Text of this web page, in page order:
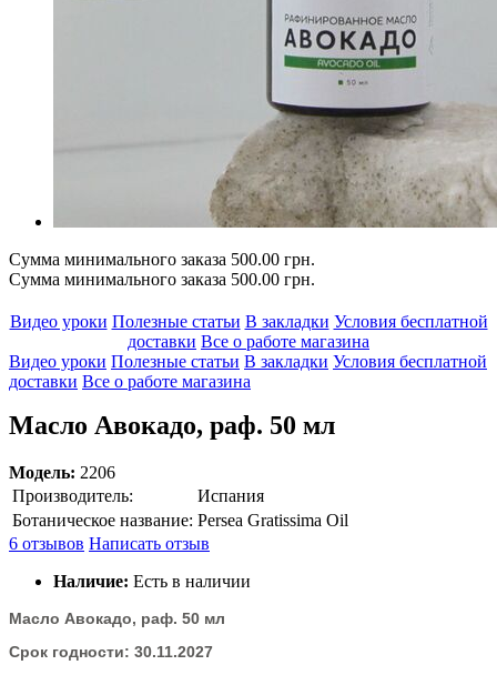
Сумма минимального заказа 500.00 грн.
Сумма минимального заказа 500.00 грн.
Видео уроки Полезные статьи В закладки Условия бесплатной
доставки Все о работе магазина
Видео уроки Полезные статьи В закладки Условия бесплатной
доставки Все о работе магазина
Масло Авокадо, раф. 50 мл
Модель: 2206
Производитель:
Испания
Ботаническое название: Persea Gratissima Oil
6 отзывов Написать отзыв
Наличие: Есть в наличии
Масло Авокадо, раф. 50 мл
Срок годности: 30.11.2027